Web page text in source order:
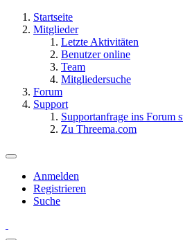
Startseite
Mitglieder
Letzte Aktivitäten
Benutzer online
Team
Mitgliedersuche
Forum
Support
Supportanfrage ins Forum
Zu Threema.com
Anmelden
Registrieren
Suche